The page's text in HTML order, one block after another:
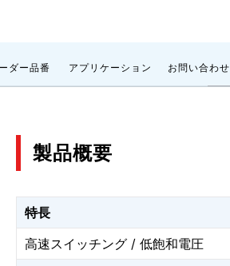
ダー品番 アプリケーション お問い合わせ
製品概要
特長
高速スイッチング / 低飽和電圧